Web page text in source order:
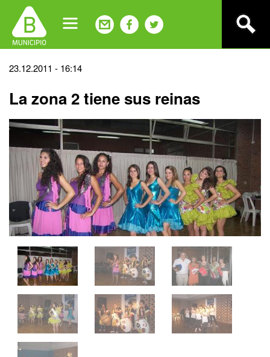
navigation
Back
top
23.12.2011 - 16:14
La zona 2 tiene sus reinas